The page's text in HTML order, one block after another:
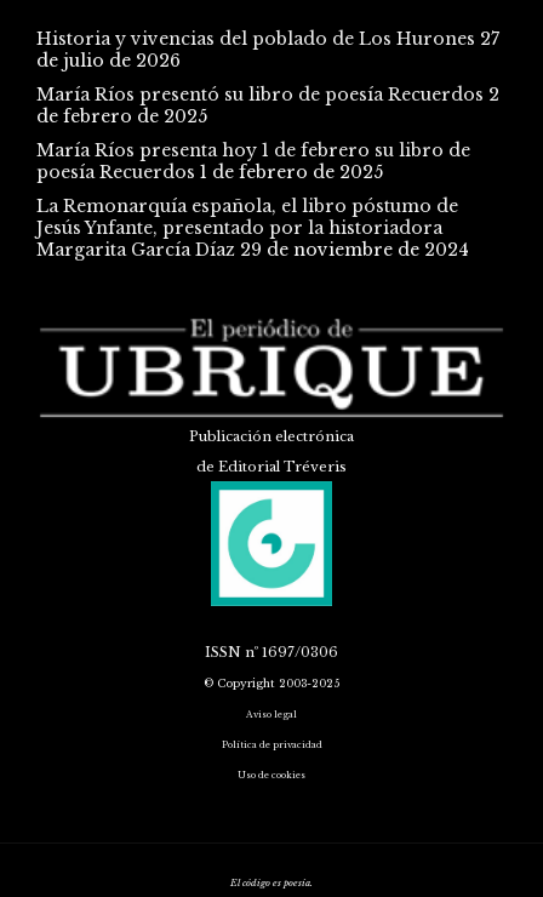
Historia y vivencias del poblado de Los Hurones 27
de julio de 2026
María Ríos presentó su libro de poesía Recuerdos 2
de febrero de 2025
María Ríos presenta hoy 1 de febrero su libro de
poesía Recuerdos 1 de febrero de 2025
La Remonarquía española, el libro póstumo de
Jesús Ynfante, presentado por la historiadora
Margarita García Díaz 29 de noviembre de 2024
Publicación electrónica
de Editorial Tréveris
ISSN nº 1697/0306
© Copyright 2003-2025
Aviso legal
Política de privacidad
Uso de cookies
El código es poesía.